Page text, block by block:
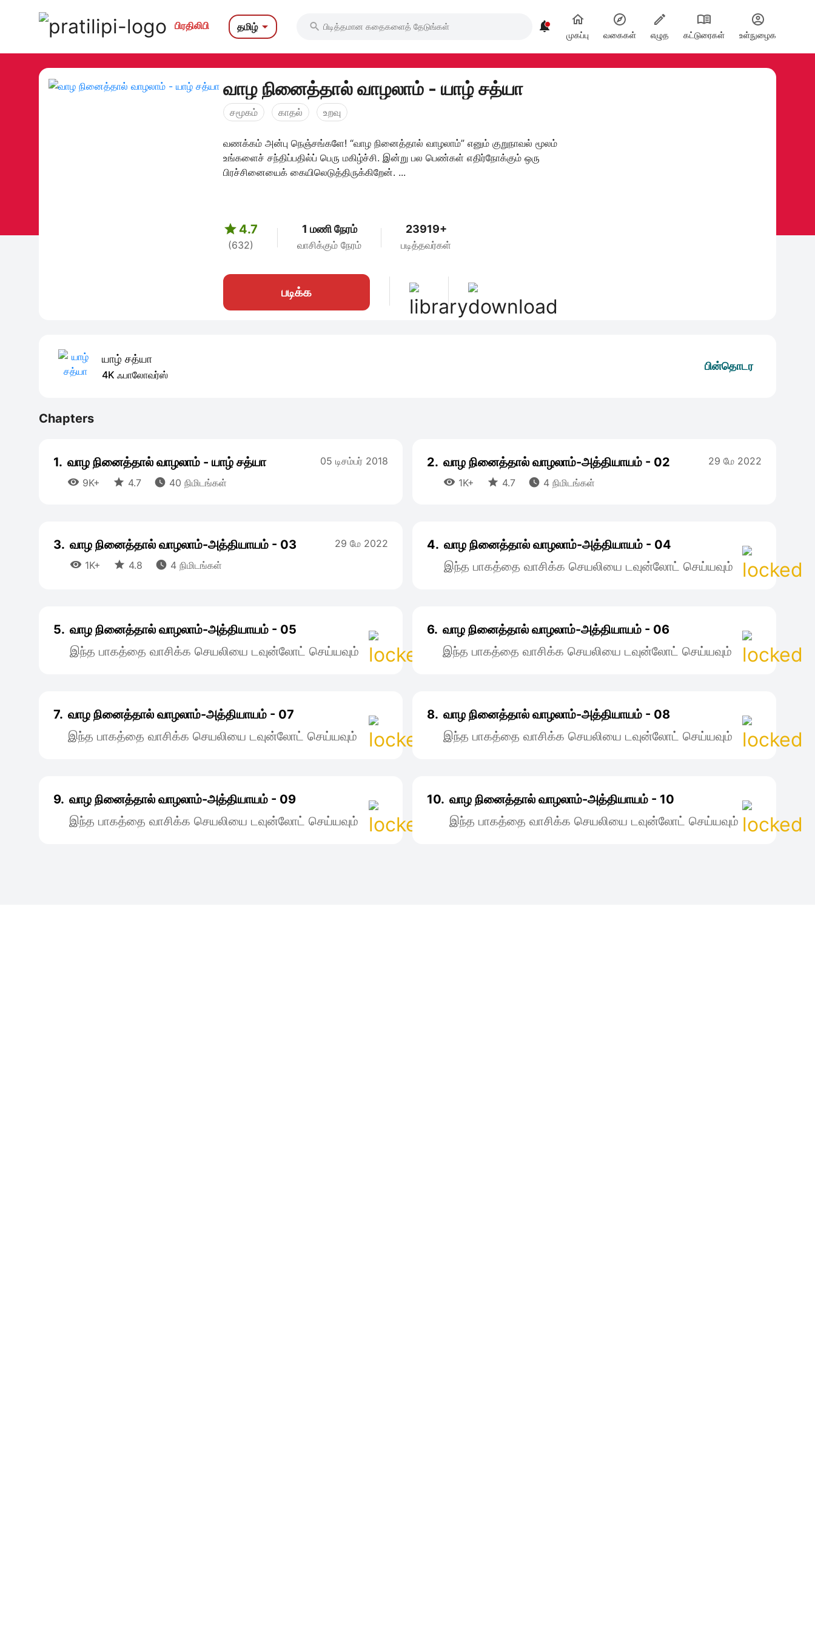
பிரதிலிபி தமிழ்  
முகப்பு வகைகள் எழுத கட்டுரைகள் உள்நுழைக
வாழ நினைத்தால் வாழலாம் - யாழ் சத்யா
சமூகம் காதல் உறவு
வணக்கம் அன்பு நெஞ்சங்களே! “வாழ நினைத்தால் வாழலாம்” எனும் குறுநாவல் மூலம்
உங்களைச் சந்திப்பதில்ப் பெரு மகிழ்ச்சி. இன்று பல பெண்கள் எதிர்நோக்கும் ஒரு
பிரச்சினையைக் கையிலெடுத்திருக்கிறேன். ...
 4.7
(632)
1 மணி நேரம்
வாசிக்கும் நேரம்
23919+
படித்தவர்கள்
படிக்க
யாழ் சத்யா
4K ஃபாலோவர்ஸ்
பின்தொடர
Chapters
1. வாழ நினைத்தால் வாழலாம் - யாழ் சத்யா
 9K+  4.7  40 நிமிடங்கள்
05 டிசம்பர் 2018 2. வாழ நினைத்தால் வாழலாம்-அத்தியாயம் - 02
 1K+  4.7  4 நிமிடங்கள்
29 மே 2022
3. வாழ நினைத்தால் வாழலாம்-அத்தியாயம் - 03
 1K+  4.8  4 நிமிடங்கள்
29 மே 2022 4. வாழ நினைத்தால் வாழலாம்-அத்தியாயம் - 04
இந்த பாகத்தை வாசிக்க செயலியை டவுன்லோட் செய்யவும்
5. வாழ நினைத்தால் வாழலாம்-அத்தியாயம் - 05
இந்த பாகத்தை வாசிக்க செயலியை டவுன்லோட் செய்யவும்
6. வாழ நினைத்தால் வாழலாம்-அத்தியாயம் - 06
இந்த பாகத்தை வாசிக்க செயலியை டவுன்லோட் செய்யவும்
7. வாழ நினைத்தால் வாழலாம்-அத்தியாயம் - 07
இந்த பாகத்தை வாசிக்க செயலியை டவுன்லோட் செய்யவும்
8. வாழ நினைத்தால் வாழலாம்-அத்தியாயம் - 08
இந்த பாகத்தை வாசிக்க செயலியை டவுன்லோட் செய்யவும்
9. வாழ நினைத்தால் வாழலாம்-அத்தியாயம் - 09
இந்த பாகத்தை வாசிக்க செயலியை டவுன்லோட் செய்யவும்
10. வாழ நினைத்தால் வாழலாம்-அத்தியாயம் - 10
இந்த பாகத்தை வாசிக்க செயலியை டவுன்லோட் செய்யவும்